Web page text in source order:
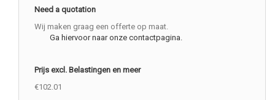
Need a quotation
Wij maken graag een offerte op maat.
Ga hiervoor naar onze contactpagina.
Prijs excl. Belastingen en meer
€102.01